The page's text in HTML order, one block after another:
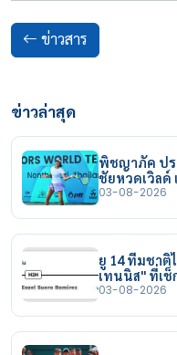
ข่าวสาร
ข่าวล่าสุด
พิชญาภัค ปร
ชัยหวดเวิลด์
03-08-2026
ยู 14 ทีมชาติ
เทนนิส" ที่เช็
03-08-2026